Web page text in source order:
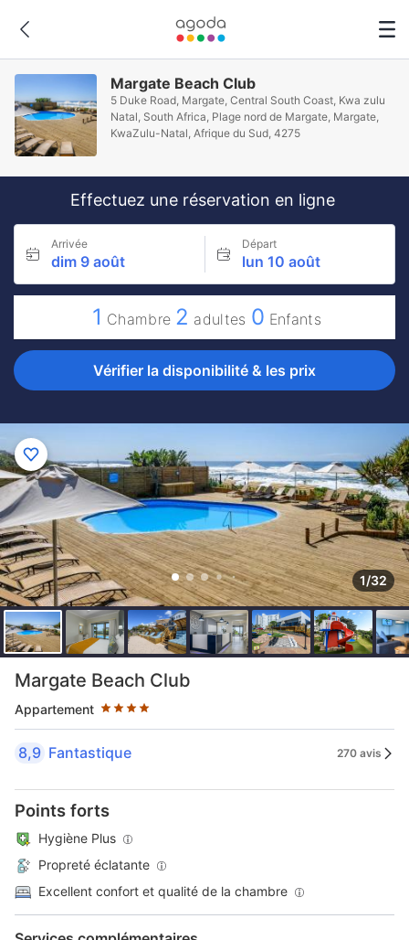
Margate Beach Club
5 Duke Road, Margate, Central South Coast, Kwa zulu
Natal, South Africa, Plage nord de Margate, Margate,
KwaZulu-Natal, Afrique du Sud, 4275
Effectuez une réservation en ligne
Arrivée
dim 9 août
Départ
lun 10 août
1 Chambre 2 adultes 0 Enfants
Vérifier la disponibilité & les prix
1/32
Margate Beach Club
Appartement
4 étoiles au classement par étoile
8,9 Fantastique 270 avis
Points forts
Hygiène Plus
Propreté éclatante
Excellent confort et qualité de la chambre